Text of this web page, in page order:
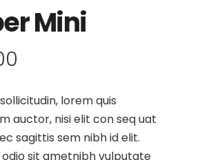
Mini
lorem quis
auctor, nisi elit con seq uat
sagittis sem nibh id elit.
odio sit ametnibh vulputate